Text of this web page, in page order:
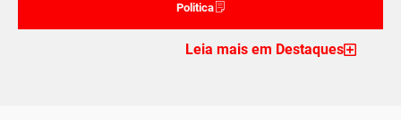
Politica
Leia mais em Destaques